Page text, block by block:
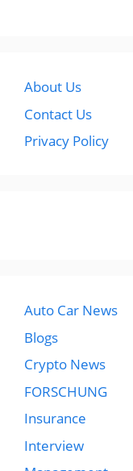
About Us
Contact Us
Privacy Policy
Auto Car News
Blogs
Crypto News
FORSCHUNG
Insurance
Interview